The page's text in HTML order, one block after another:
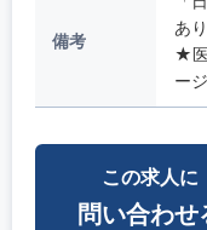
備考
あ
★医
ー
この求人に
問い合わせ